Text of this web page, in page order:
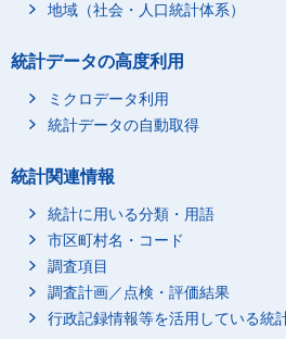
地域（社会・人口統計体系）
統計データの高度利用
ミクロデータ利用
統計データの自動取得
統計関連情報
統計に用いる分類・用語
市区町村名・コード
調査項目
調査計画／点検・評価結果
行政記録情報等を活用している統